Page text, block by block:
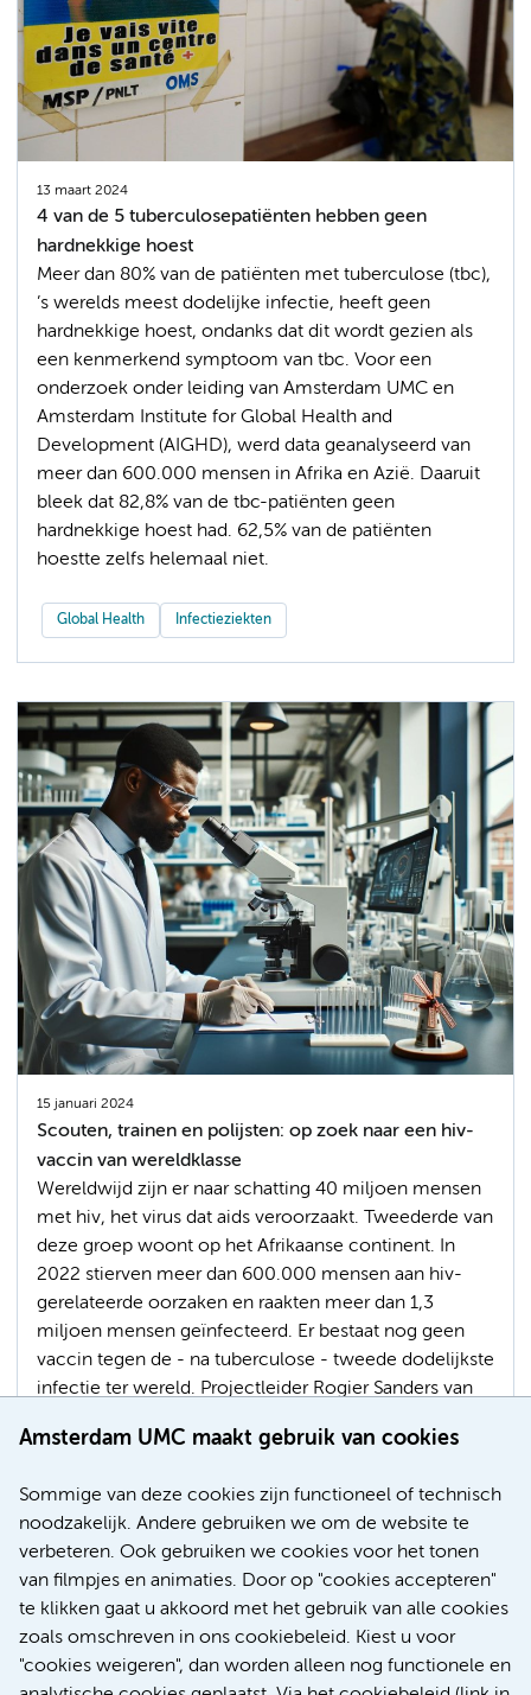
Amsterdam UMC maakt gebruik van cookies
Sommige van deze cookies zijn functioneel of technisch
noodzakelijk. Andere gebruiken we om de website te
verbeteren. Ook gebruiken we cookies voor het tonen
van filmpjes en animaties. Door op "cookies accepteren"
te klikken gaat u akkoord met het gebruik van alle cookies
zoals omschreven in ons cookiebeleid. Kiest u voor
"cookies weigeren", dan worden alleen nog functionele en
13 maart 2024
4 van de 5 tuberculosepatiënten hebben geen
hardnekkige hoest
Meer dan 80% van de patiënten met tuberculose (tbc),
’s werelds meest dodelijke infectie, heeft geen
hardnekkige hoest, ondanks dat dit wordt gezien als
een kenmerkend symptoom van tbc. Voor een
onderzoek onder leiding van Amsterdam UMC en
Amsterdam Institute for Global Health and
Development (AIGHD), werd data geanalyseerd van
meer dan 600.000 mensen in Afrika en Azië. Daaruit
bleek dat 82,8% van de tbc-patiënten geen
hardnekkige hoest had. 62,5% van de patiënten
hoestte zelfs helemaal niet.
Global Health Infectieziekten
15 januari 2024
Scouten, trainen en polijsten: op zoek naar een hiv-
vaccin van wereldklasse
Wereldwijd zijn er naar schatting 40 miljoen mensen
met hiv, het virus dat aids veroorzaakt. Tweederde van
deze groep woont op het Afrikaanse continent. In
2022 stierven meer dan 600.000 mensen aan hiv-
gerelateerde oorzaken en raakten meer dan 1,3
miljoen mensen geïnfecteerd. Er bestaat nog geen
vaccin tegen de - na tuberculose - tweede dodelijkste
infectie ter wereld. Projectleider Rogier Sanders van
vaccin te ontwikkelen, met financiële steun van de
Global Health Prijs en Geld
Experimentele vaccinologie
Meer